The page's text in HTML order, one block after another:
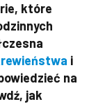
które
i
na
jak